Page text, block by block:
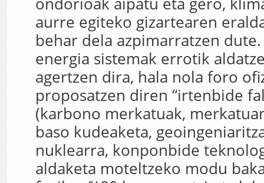
aurre egiteko gizartearen
behar dela azpimarratzen
energia sistemak errotik
agertzen dira, hala nola foro
proposatzen diren “irtenbide
(karbono merkatuak,
baso kudeaketa,
nuklearra, konponbide
aldaketa moteltzeko modu